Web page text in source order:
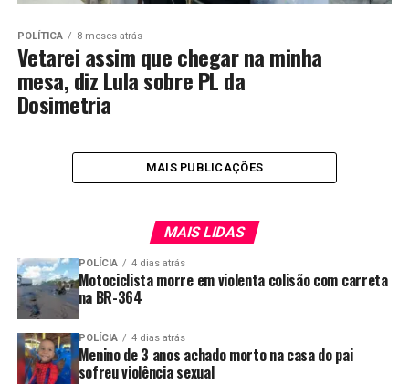
POLÍTICA 8 meses atrás
Vetarei assim que chegar na minha
mesa, diz Lula sobre PL da
Dosimetria
MAIS PUBLICAÇÕES
MAIS LIDAS
POLÍCIA 4 dias atrás
Motociclista morre em violenta colisão com carreta
na BR-364
POLÍCIA 4 dias atrás
Menino de 3 anos achado morto na casa do pai
sofreu violência sexual